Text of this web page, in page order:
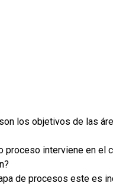
los objetivos de las
proceso interviene en el
de procesos este es